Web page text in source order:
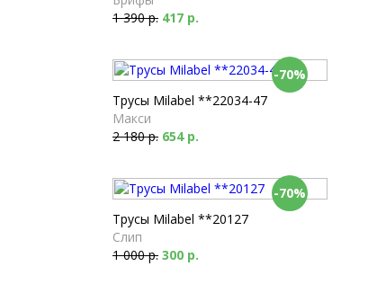
1 390 р. 417 р.
-70%
Трусы Milabel **22034-47
Макси
2 180 р. 654 р.
-70%
Трусы Milabel **20127
Слип
1 000 р. 300 р.